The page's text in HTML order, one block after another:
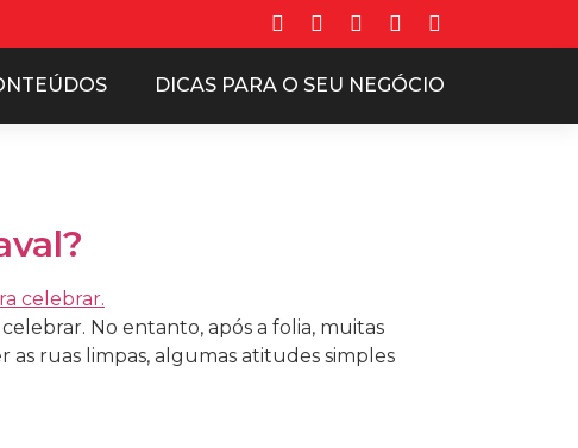
DICAS PARA O SEU NEGÓCIO
No entanto, após a folia, muitas
ruas limpas, algumas atitudes simples